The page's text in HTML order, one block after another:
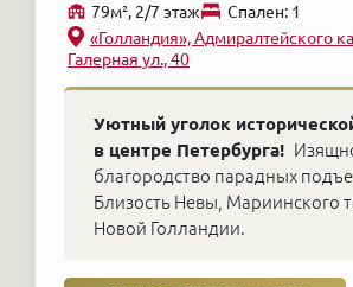
79м², 2/7 этаж
Cпален: 1
«Голландия», Адмиралтейского
Галерная ул., 40
Уютный уголок
в центре Петербурга!
благородство парадных
Близость Невы, Мариинского
Новой Голландии.